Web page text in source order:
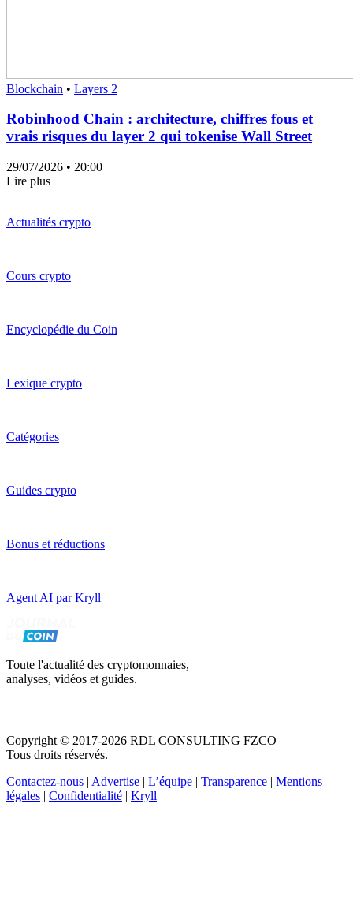
Blockchain • Layers 2
Robinhood Chain : architecture, chiffres fous et
vrais risques du layer 2 qui tokenise Wall Street
29/07/2026 • 20:00
Lire plus
Actualités crypto
Cours crypto
Encyclopédie du Coin
Lexique crypto
Catégories
Guides crypto
Bonus et réductions
Agent AI par Kryll
Toute l'actualité des cryptomonnaies,
analyses, vidéos et guides.
Copyright © 2017-2026 RDL CONSULTING FZCO
Tous droits réservés.
Contactez-nous | Advertise | L’équipe | Transparence | Mentions
légales | Confidentialité | Kryll